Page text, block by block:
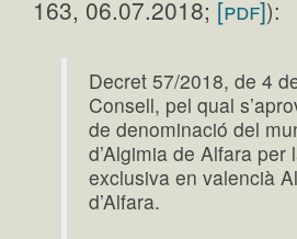
163, 06.07.2018; [pdf]):
Decret 57/2018, de 4
Consell, pel qual
de denominació del
d’Algimia de Alfara per
exclusiva en valencià
d’Alfara.